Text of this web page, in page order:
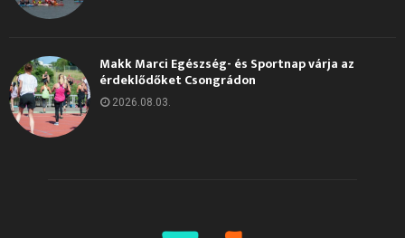
Makk Marci Egészség- és Sportnap várja az
érdeklődőket Csongrádon
2026.08.03.